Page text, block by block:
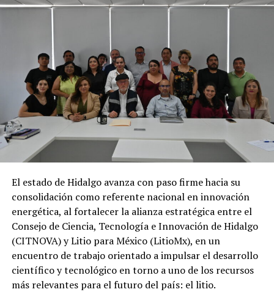
El estado de Hidalgo avanza con paso firme hacia su
consolidación como referente nacional en innovación
energética, al fortalecer la alianza estratégica entre el
Consejo de Ciencia, Tecnología e Innovación de Hidalgo
(CITNOVA) y Litio para México (LitioMx), en un
encuentro de trabajo orientado a impulsar el desarrollo
científico y tecnológico en torno a uno de los recursos
más relevantes para el futuro del país: el litio.